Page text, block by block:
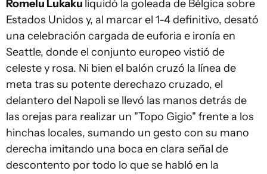
Romelu Lukaku liquidó la goleada de Bélgica sobre
Estados Unidos y, al marcar el 1-4 definitivo, desató
una celebración cargada de euforia e ironía en
Seattle, donde el conjunto europeo vistió de
celeste y rosa. Ni bien el balón cruzó la línea de
meta tras su potente derechazo cruzado, el
delantero del Napoli se llevó las manos detrás de
las orejas para realizar un "Topo Gigio" frente a los
hinchas locales, sumando un gesto con su mano
derecha imitando una boca en clara señal de
descontento por todo lo que se habló en la